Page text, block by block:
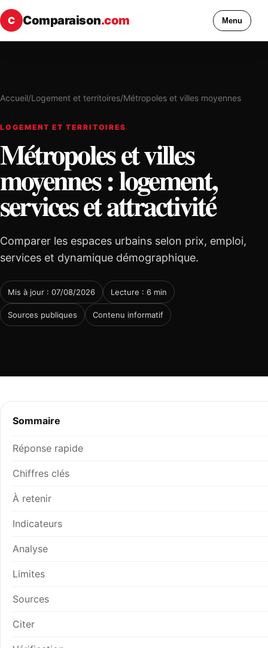
C Comparaison.com Menu
Accueil/Logement et territoires/Métropoles et villes moyennes
LOGEMENT ET TERRITOIRES
Métropoles et villes
moyennes : logement,
services et attractivité
Comparer les espaces urbains selon prix, emploi,
services et dynamique démographique.
Mis à jour : 07/08/2026 Lecture : 6 min
Sources publiques Contenu informatif
Sommaire
Réponse rapide
Chiffres clés
À retenir
Indicateurs
Analyse
Limites
Sources
Citer